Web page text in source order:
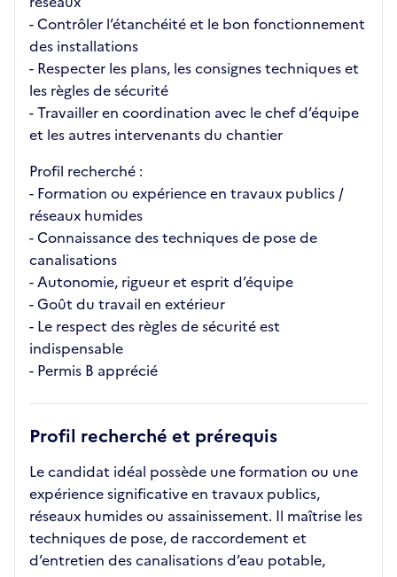
- Contrôler l’étanchéité et le bon fonctionnement
des installations
- Respecter les plans, les consignes techniques et
les règles de sécurité
- Travailler en coordination avec le chef d’équipe
et les autres intervenants du chantier
Profil recherché :
- Formation ou expérience en travaux publics /
réseaux humides
- Connaissance des techniques de pose de
canalisations
- Autonomie, rigueur et esprit d’équipe
- Goût du travail en extérieur
- Le respect des règles de sécurité est
indispensable
- Permis B apprécié
Profil recherché et prérequis
Le candidat idéal possède une formation ou une
expérience significative en travaux publics,
réseaux humides ou assainissement. Il maîtrise les
techniques de pose, de raccordement et
d’entretien des canalisations d’eau potable,